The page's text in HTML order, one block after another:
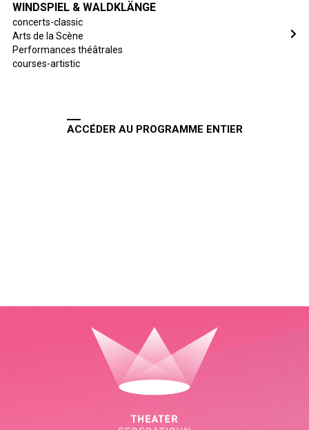
WINDSPIEL & WALDKLÄNGE
concerts-classic
Arts de la Scène
Performances théâtrales
courses-artistic
ACCÉDER AU PROGRAMME ENTIER